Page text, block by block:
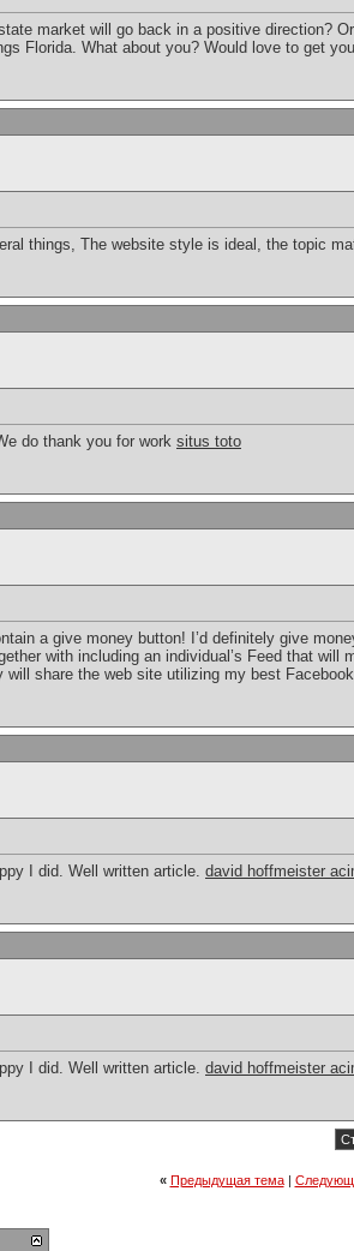
market will go back in a positive direction?
Florida. What about you? Would love to get
things, The website style is ideal, the topic
do thank you for work situs toto
a give money button! I’d definitely give
with including an individual’s Feed that will
will share the web site utilizing my best
I did. Well written article. david hoffmeister
I did. Well written article. david hoffmeister
« Предыдущая тема|